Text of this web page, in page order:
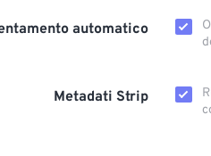
automatico
Metadati Strip